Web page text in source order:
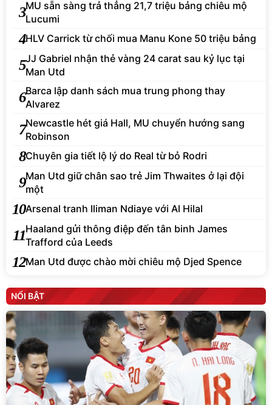
3MU sẵn sàng trả thẳng 21,7 triệu bảng chiêu mộ
Lucumi
4HLV Carrick từ chối mua Manu Kone 50 triệu bảng
5JJ Gabriel nhận thẻ vàng 24 carat sau kỷ lục tại
Man Utd
6Barca lập danh sách mua trung phong thay
Alvarez
7Newcastle hét giá Hall, MU chuyển hướng sang
Robinson
8Chuyên gia tiết lộ lý do Real từ bỏ Rodri
9Man Utd giữ chân sao trẻ Jim Thwaites ở lại đội
một
10Arsenal tranh Iliman Ndiaye với Al Hilal
11Haaland gửi thông điệp đến tân binh James
Trafford của Leeds
12Man Utd được chào mời chiêu mộ Djed Spence
NỔI BẬT